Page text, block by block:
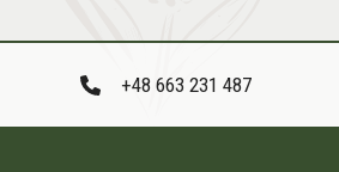
+48 663 231 487